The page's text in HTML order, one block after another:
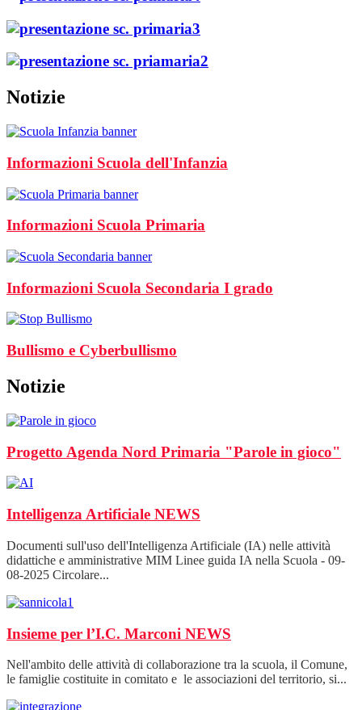
Notizie
Informazioni Scuola dell'Infanzia
Informazioni Scuola Primaria
Informazioni Scuola Secondaria I grado
Bullismo e Cyberbullismo
Notizie
Progetto Agenda Nord Primaria "Parole in gioco"
Intelligenza Artificiale NEWS
Documenti sull'uso dell'Intelligenza Artificiale (IA) nelle attività
didattiche e amministrative MIM Linee guida IA nella Scuola - 09-
08-2025 Circolare...
Insieme per l’I.C. Marconi NEWS
Nell'ambito delle attività di collaborazione tra la scuola, il Comune,
le famiglie costituite in comitato e le associazioni del territorio, si...